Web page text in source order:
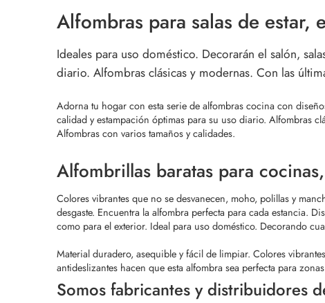
Alfombras para salas de estar,
Ideales para uso doméstico. Decorarán el salón,
diario. Alfombras clásicas y modernas. Con las
Adorna tu hogar con esta serie de alfombras cocina con
calidad y estampación óptimas para su uso diario. Alfombras
Alfombras con varios tamaños y calidades.
Alfombrillas baratas para
Colores vibrantes que no se desvanecen, moho, polillas y
desgaste. Encuentra la alfombra perfecta para cada estancia.
como para el exterior. Ideal para uso doméstico. Decorando
Material duradero, asequible y fácil de limpiar. Colores
antideslizantes hacen que esta alfombra sea perfecta para
Somos fabricantes y distribuidores